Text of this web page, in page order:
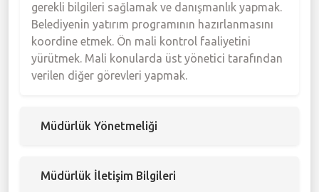
gerekli bilgileri sağlamak ve danışmanlık yapmak.
Belediyenin yatırım programının hazırlanmasını
koordine etmek. Ön mali kontrol faaliyetini
yürütmek. Mali konularda üst yönetici tarafından
verilen diğer görevleri yapmak.
Müdürlük Yönetmeliği
Müdürlük İletişim Bilgileri